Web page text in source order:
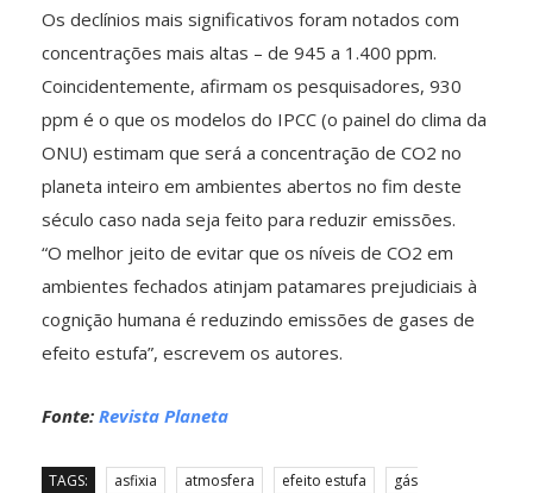
Os declínios mais significativos foram notados com
concentrações mais altas – de 945 a 1.400 ppm.
Coincidentemente, afirmam os pesquisadores, 930
ppm é o que os modelos do IPCC (o painel do clima da
ONU) estimam que será a concentração de CO2 no
planeta inteiro em ambientes abertos no fim deste
século caso nada seja feito para reduzir emissões.
“O melhor jeito de evitar que os níveis de CO2 em
ambientes fechados atinjam patamares prejudiciais à
cognição humana é reduzindo emissões de gases de
efeito estufa”, escrevem os autores.
Fonte: Revista Planeta
TAGS: asfixia atmosfera efeito estufa
gás